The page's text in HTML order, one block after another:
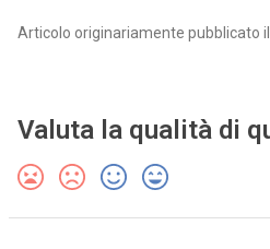
Articolo originariamente pubblicato
Valuta la qualità di